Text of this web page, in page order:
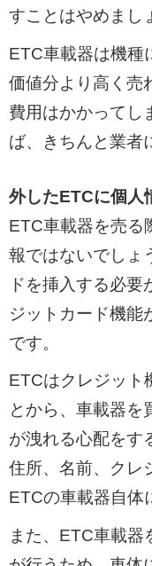
すことはやめまし
ETC車載器は機種
価値分より高く売
費用はかかってし
ば、きちんと業者
外したETCに個人
ETC車載器を売る
報ではないでしょ
ドを挿入する必
ジットカード機能
です。
ETCはクレジット
とから、車載器を
が洩れる心配をす
住所、名前、クレ
ETCの車載器自体
また、ETC車載器